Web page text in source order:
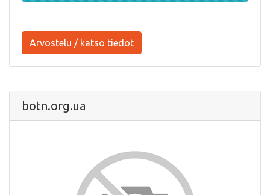
Arvostelu / katso tiedot
botn.org.ua